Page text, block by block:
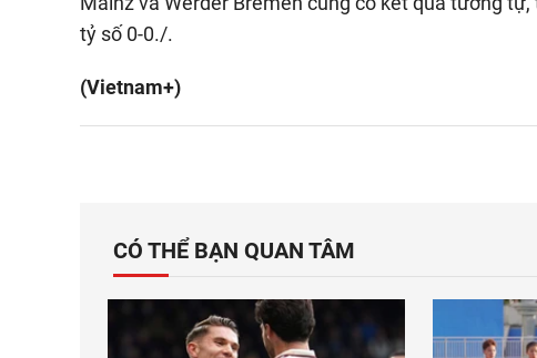
tỷ số 0-0./.
(Vietnam+)
CÓ THỂ BẠN QUAN TÂM